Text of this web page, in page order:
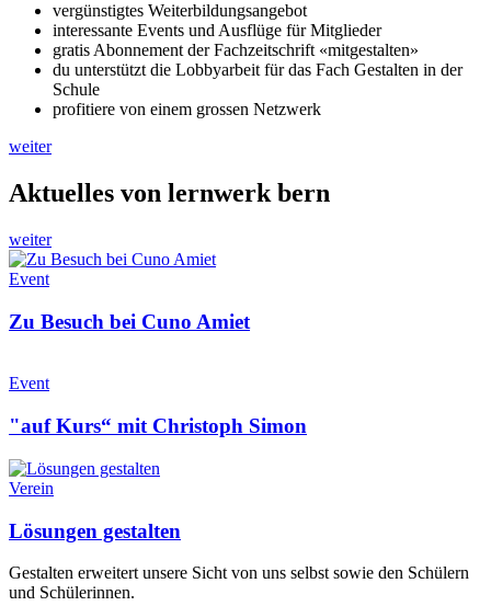
vergünstigtes Weiterbildungsangebot
interessante Events und Ausflüge für Mitglieder
gratis Abonnement der Fachzeitschrift «mitgestalten»
du unterstützt die Lobbyarbeit für das Fach Gestalten in der
Schule
profitiere von einem grossen Netzwerk
weiter
Aktuelles von lernwerk bern
weiter
Event
Zu Besuch bei Cuno Amiet
Event
"auf Kurs“ mit Christoph Simon
Verein
Lösungen gestalten
Gestalten erweitert unsere Sicht von uns selbst sowie den Schülern
und Schülerinnen.